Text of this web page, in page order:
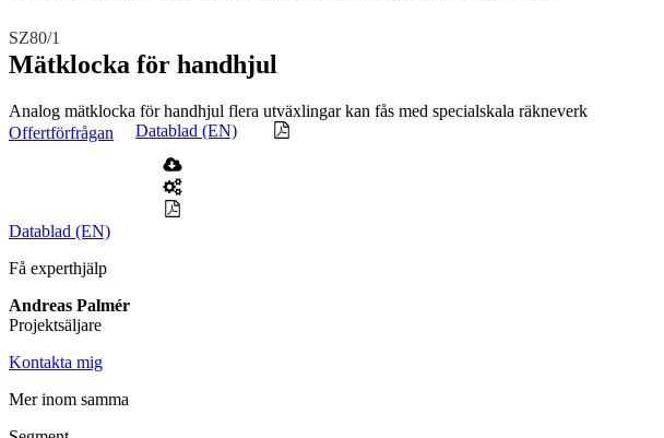
Teknisk support
Offertförfrågan
Mekanik
LinjärenheterAxelkopplingarKulskruvarSkenstyrningar
Positionsvisare / Mätklockor
Wire-moduler
Motion
LinjärmotorerServodrifter
Mätning
Mätskalor
Räknare / Displayer
Givare
Maskinsäkerhet
SZ80/1
Mätklocka för handhjul
Analog mätklocka för handhjul flera utväxlingar kan fås med specialskala räkneverk
Offertförfrågan
Datablad (EN)
Datablad (EN)
Få experthjälp
Andreas Palmér
Projektsäljare
Kontakta mig
Mer inom samma